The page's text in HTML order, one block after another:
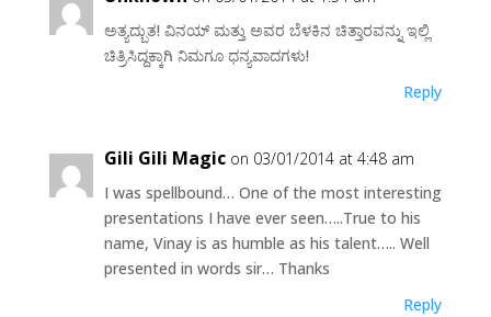
ಅತ್ಯದ್ಬುತ! ವಿನಯ್ ಮತ್ತು ಅವರ ಬೆಳಕಿನ ಚಿತ್ತಾರವನ್ನು ಇಲ್ಲಿ
ಚಿತ್ರಿಸಿದ್ದಕ್ಕಾಗಿ ನಿಮಗೂ ಧನ್ಯವಾದಗಳು!
Reply
Gili Gili Magic on 03/01/2014 at 4:48 am
I was spellbound… One of the most interesting
presentations I have ever seen…..True to his
name, Vinay is as humble as his talent….. Well
presented in words sir… Thanks
Reply